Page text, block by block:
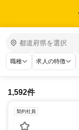
職種 求人の特徴
1,592件
契約社員